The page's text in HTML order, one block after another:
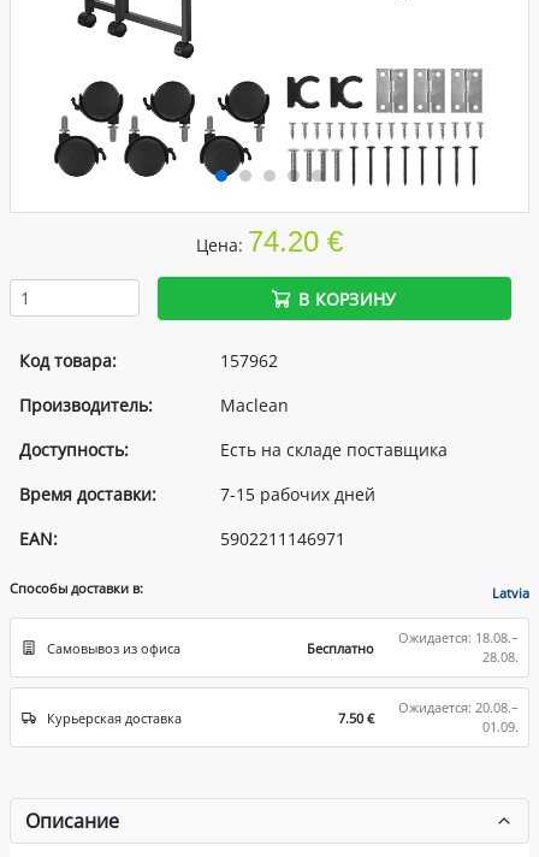
Цена: 74.20 €
В КОРЗИНУ
Код товара:
157962
Производитель:
Maclean
Доступность:
Есть на складе поставщика
Время доставки:
7-15 рабочих дней
EAN:
5902211146971
Способы доставки в: Latvia
Самовывоз из офиса Бесплатно
Ожидается: 18.08.–
28.08.
Курьерская доставка 7.50 €
Ожидается: 20.08.–
01.09.
Описание